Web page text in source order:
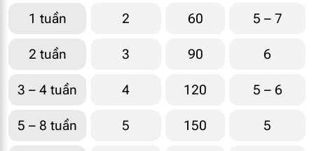
Vitamin B6 0.06 mg
Biotin 1.8 mcg
Folate 13 mcg DEF
Vitamin B12 0.16 mcg
1 tuần 2 60 5 – 7
2 tuần 3 90 6
3 – 4 tuần 4 120 5 – 6
5 – 8 tuần 5 150 5